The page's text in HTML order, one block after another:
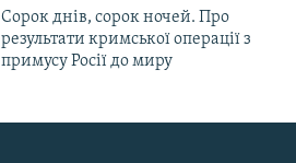
Сорок днів, сорок ночей. Про
результати кримської операції з
примусу Росії до миру